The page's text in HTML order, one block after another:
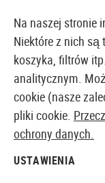
Strona główna
Na naszej stronie
Niektóre z nich są
koszyka, filtrów
analitycznym.
cookie (nasze
pliki cookie.
ochrony danych.
USTAWIENIA